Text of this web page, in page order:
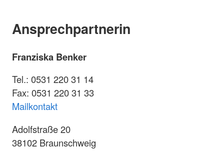
Ansprechpartnerin
Franziska Benker
Tel.: 0531 220 31 14
Fax: 0531 220 31 33
Mailkontakt
Adolfstraße 20
38102 Braunschweig